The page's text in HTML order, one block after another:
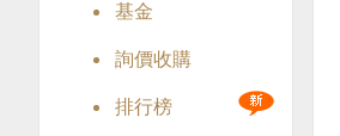
基金
詢價收購
排行榜